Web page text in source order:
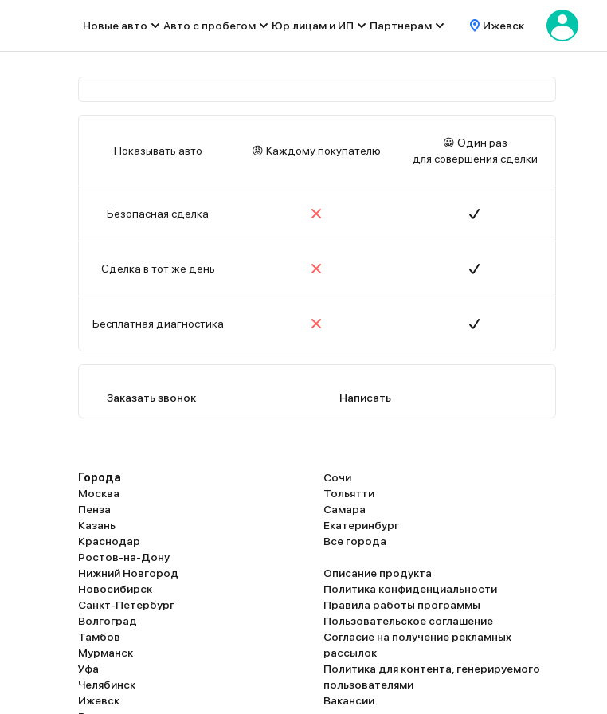
Новые авто Авто с пробегом Юр.лицам и ИП Партнерам Ижевск
Показывать авто 😡 Каждому покупателю
😀 Один раз
для совершения сделки
Безопасная сделка
Сделка в тот же день
Бесплатная диагностика
Заказать звонок Написать
Города
Москва
Пенза
Казань
Краснодар
Ростов-на-Дону
Нижний Новгород
Новосибирск
Санкт-Петербург
Волгоград
Тамбов
Мурманск
Уфа
Челябинск
Ижевск
Сочи
Тольятти
Самара
Екатеринбург
Все города
Описание продукта
Политика конфиденциальности
Правила работы программы
Пользовательское соглашение
Согласие на получение рекламных
рассылок
Политика для контента, генерируемого
пользователями
Вакансии